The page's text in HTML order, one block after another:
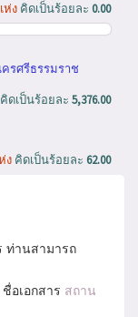
ห่ง คิดเป็นร้อยละ 0.00
รศรีธรรมราช
คิดเป็นร้อยละ 5,376.00
ง คิดเป็นร้อยละ 62.00
ท่านสามารถ
อเอกสาร สถาน